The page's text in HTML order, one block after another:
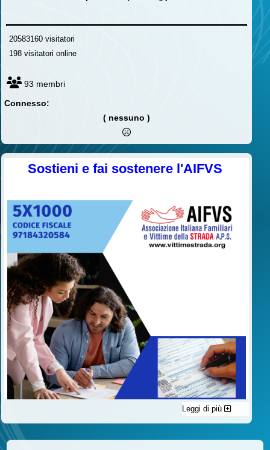
20583160 visitatori
198 visitatori online
93 membri
Connesso:
( nessuno )
Sostieni e fai sostenere l'AIFVS
C'è un modo di contribuire alle attività dell’A.I.F.V.S. a favore
delle vittime della strada e per dare giustizia ai superstiti ed ai
loro familiari che non costa nulla: devolvere il 5 per mille della
Leggi di più